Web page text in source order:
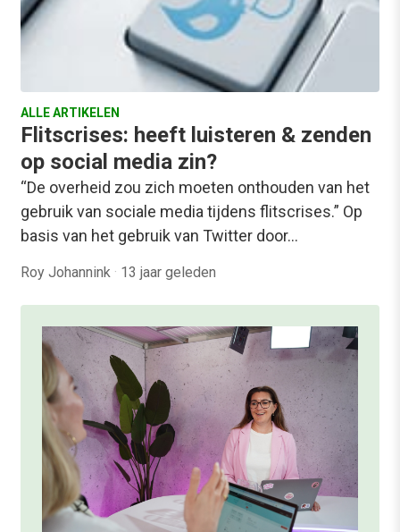
ALLE ARTIKELEN
Flitscrises: heeft luisteren & zenden
op social media zin?
“De overheid zou zich moeten onthouden van het
gebruik van sociale media tijdens flitscrises.” Op
basis van het gebruik van Twitter door…
Roy Johannink · 13 jaar geleden